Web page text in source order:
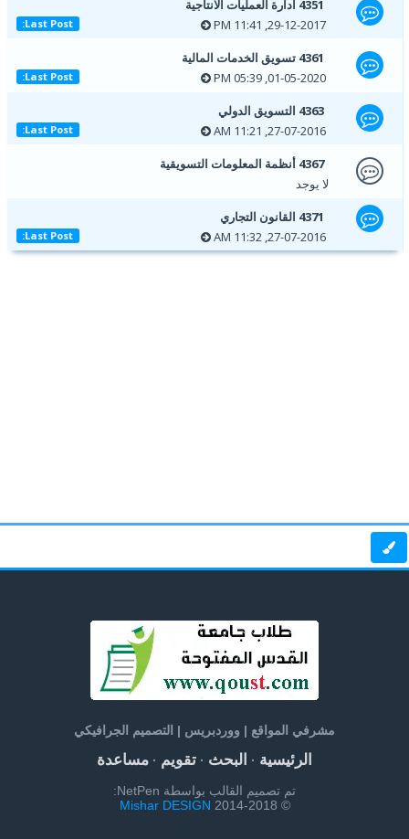
4351 ادارة العمليات الانتاجية
Last Post:
4361 تسويق الخدمات المالية
Last Post:
4363 التسويق الدولي
Last Post:
4367 أنظمة المعلومات التسويقية
لا يوجد
4371 القانون التجاري
Last Post:
مشرفي المواقع | ووردبريس | التصميم الجرافيكي
الرئيسية· البحث· تقويم· مساعدة
تم تصميم القالب بواسطة NetPen:
© 2014-2018
Mishar DESIGN